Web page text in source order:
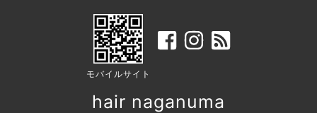
モバイルサイト
hair naganuma